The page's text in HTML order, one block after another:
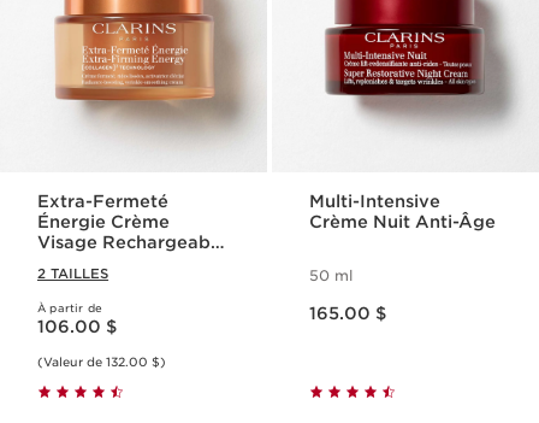
Extra-Fermeté
Énergie Crème
Visage Rechargeable
Collagène et
Niacinamide
2 TAILLES
À partir de
Nouveau prix 106.00 $
106.00 $
(Valeur de 132.00 $)
Multi-Intensive
Crème Nuit Anti-Âge
50 ml
165.00 $